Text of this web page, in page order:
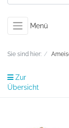
Menü
Sie sind hier:
Zur
Übersicht